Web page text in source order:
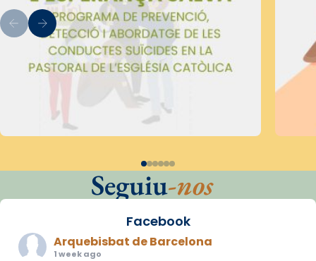
Seguiu-nos
Facebook
Arquebisbat de Barcelona
1 week ago